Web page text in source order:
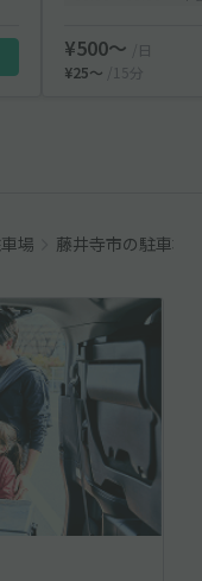
¥500〜
/日
¥25〜
/15分
場 藤井寺市の駐車場